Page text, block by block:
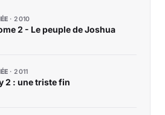
2010
2 - Le peuple de Joshua
2011
2 : une triste fin